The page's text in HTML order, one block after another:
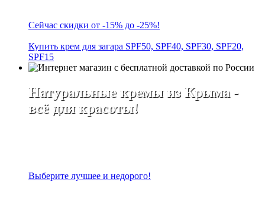
Сейчас скидки от -15% до -25%!
Купить крем для загара SPF50, SPF40, SPF30, SPF20,
SPF15
Натуральные кремы из Крыма -
всё для красоты!
Выберите лучшее и недорого!